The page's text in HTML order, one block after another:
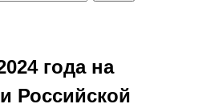
года на
Российской